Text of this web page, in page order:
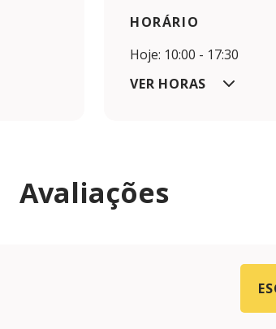
HORÁRIO
Hoje: 10:00 - 17:30
VER HORAS
Avaliações